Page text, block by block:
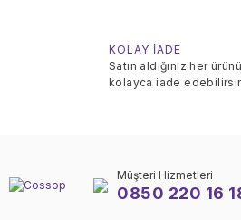
KOLAY İADE
Satın aldığınız her
kolayca iade
Müşteri Hizmetleri
0850 220 16